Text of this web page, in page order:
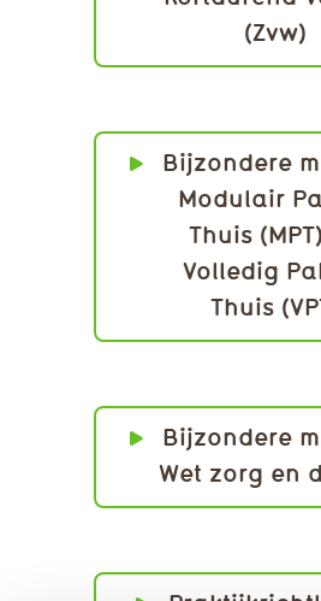
(Zvw)
Bijzondere
Modulair
Thuis
Volledig
Thuis
Bijzondere
Wet zorg en